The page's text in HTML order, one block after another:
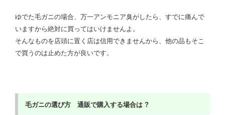
ゆでた毛ガニの場合、万一アンモニア臭がしたら、すでに痛んで
いますから絶対に買ってはいけませんよ。
そんなものを店頭に置く店は信用できませんから、他の品もそこ
で買うのは止めた方が良いです。
毛ガニの選び方 通販で購入する場合は ?